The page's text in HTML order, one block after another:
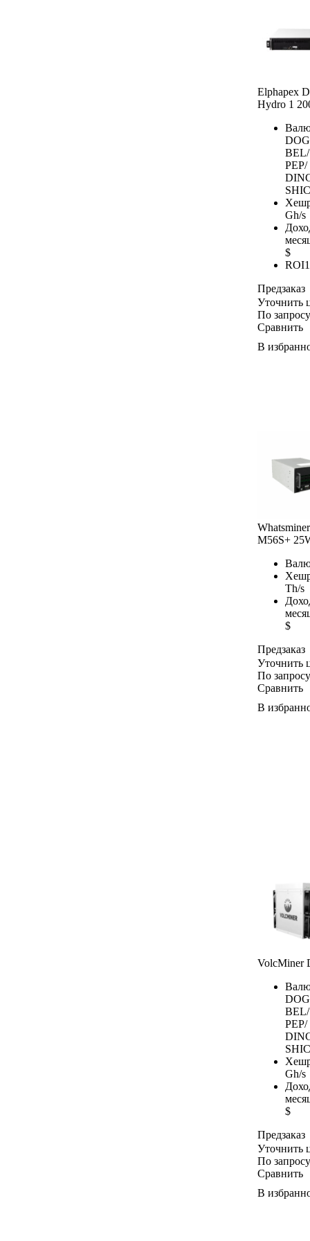
Elphapex
Hydro 1
Gh/s
$
ROI
Предзаказ
Уточнить
По запросу
Сравнить
В
Whatsminer
M56S+
Th/s
$
Предзаказ
Уточнить
По запросу
Сравнить
В
VolcMiner
Gh/s
$
Предзаказ
Уточнить
По запросу
Сравнить
В